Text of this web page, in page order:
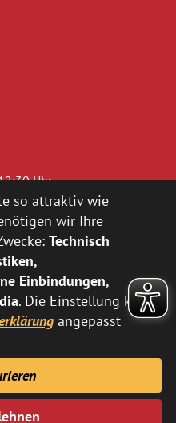
Uhr
Uhr und 14.00 - 16.00
Uhr
Uhr
Uhr
Uhr
können Sie
so attraktiv wie
wir Ihre
Technisch
Einbindungen,
. Die Einstellung kann
angepasst